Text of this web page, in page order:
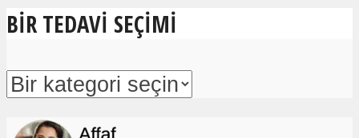
BIR TEDAVI SEÇIMI